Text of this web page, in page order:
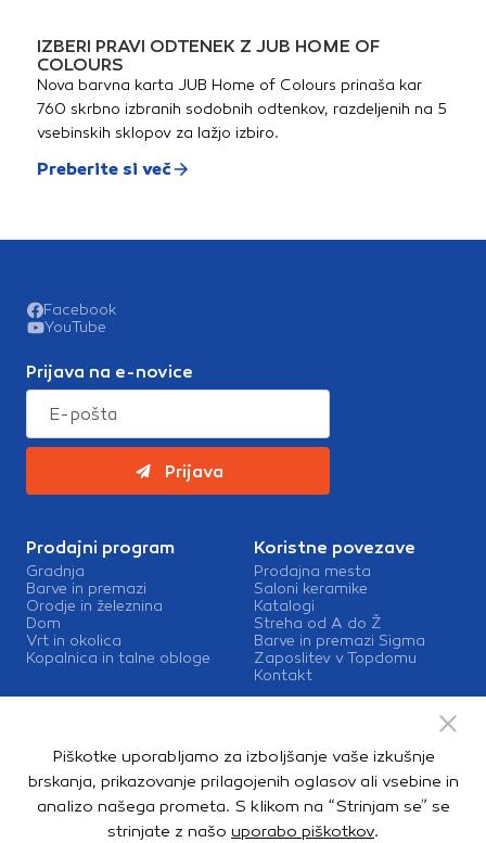
IZBERI PRAVI ODTENEK Z JUB HOME OF
COLOURS
Nova barvna karta JUB Home of Colours prinaša kar
760 skrbno izbranih sodobnih odtenkov, razdeljenih na 5
vsebinskih sklopov za lažjo izbiro.
Preberite si več
Facebook
YouTube
Prijava na e-novice
Prijava
Prodajni program
Gradnja
Barve in premazi
Orodje in železnina
Dom
Vrt in okolica
Kopalnica in talne obloge
Koristne povezave
Prodajna mesta
Saloni keramike
Katalogi
Streha od A do Ž
Barve in premazi Sigma
Zaposlitev v Topdomu
Kontakt
Mešalnice barv
Dostava
Piškotke uporabljamo za izboljšanje vaše izkušnje
brskanja, prikazovanje prilagojenih oglasov ali vsebine in
analizo našega prometa. S klikom na “Strinjam se” se
strinjate z našo uporabo piškotkov.